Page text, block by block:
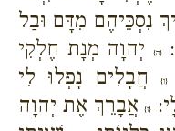
נִסְכֵּיהֶם מִדָּם וּבַל
{ה}
יְהוָה מְנָת חֶלְקִי
{ו}
חֲבָלִים נָפְלוּ לִי
{ז}אֲבָרֵךְ אֶת יְהוָה